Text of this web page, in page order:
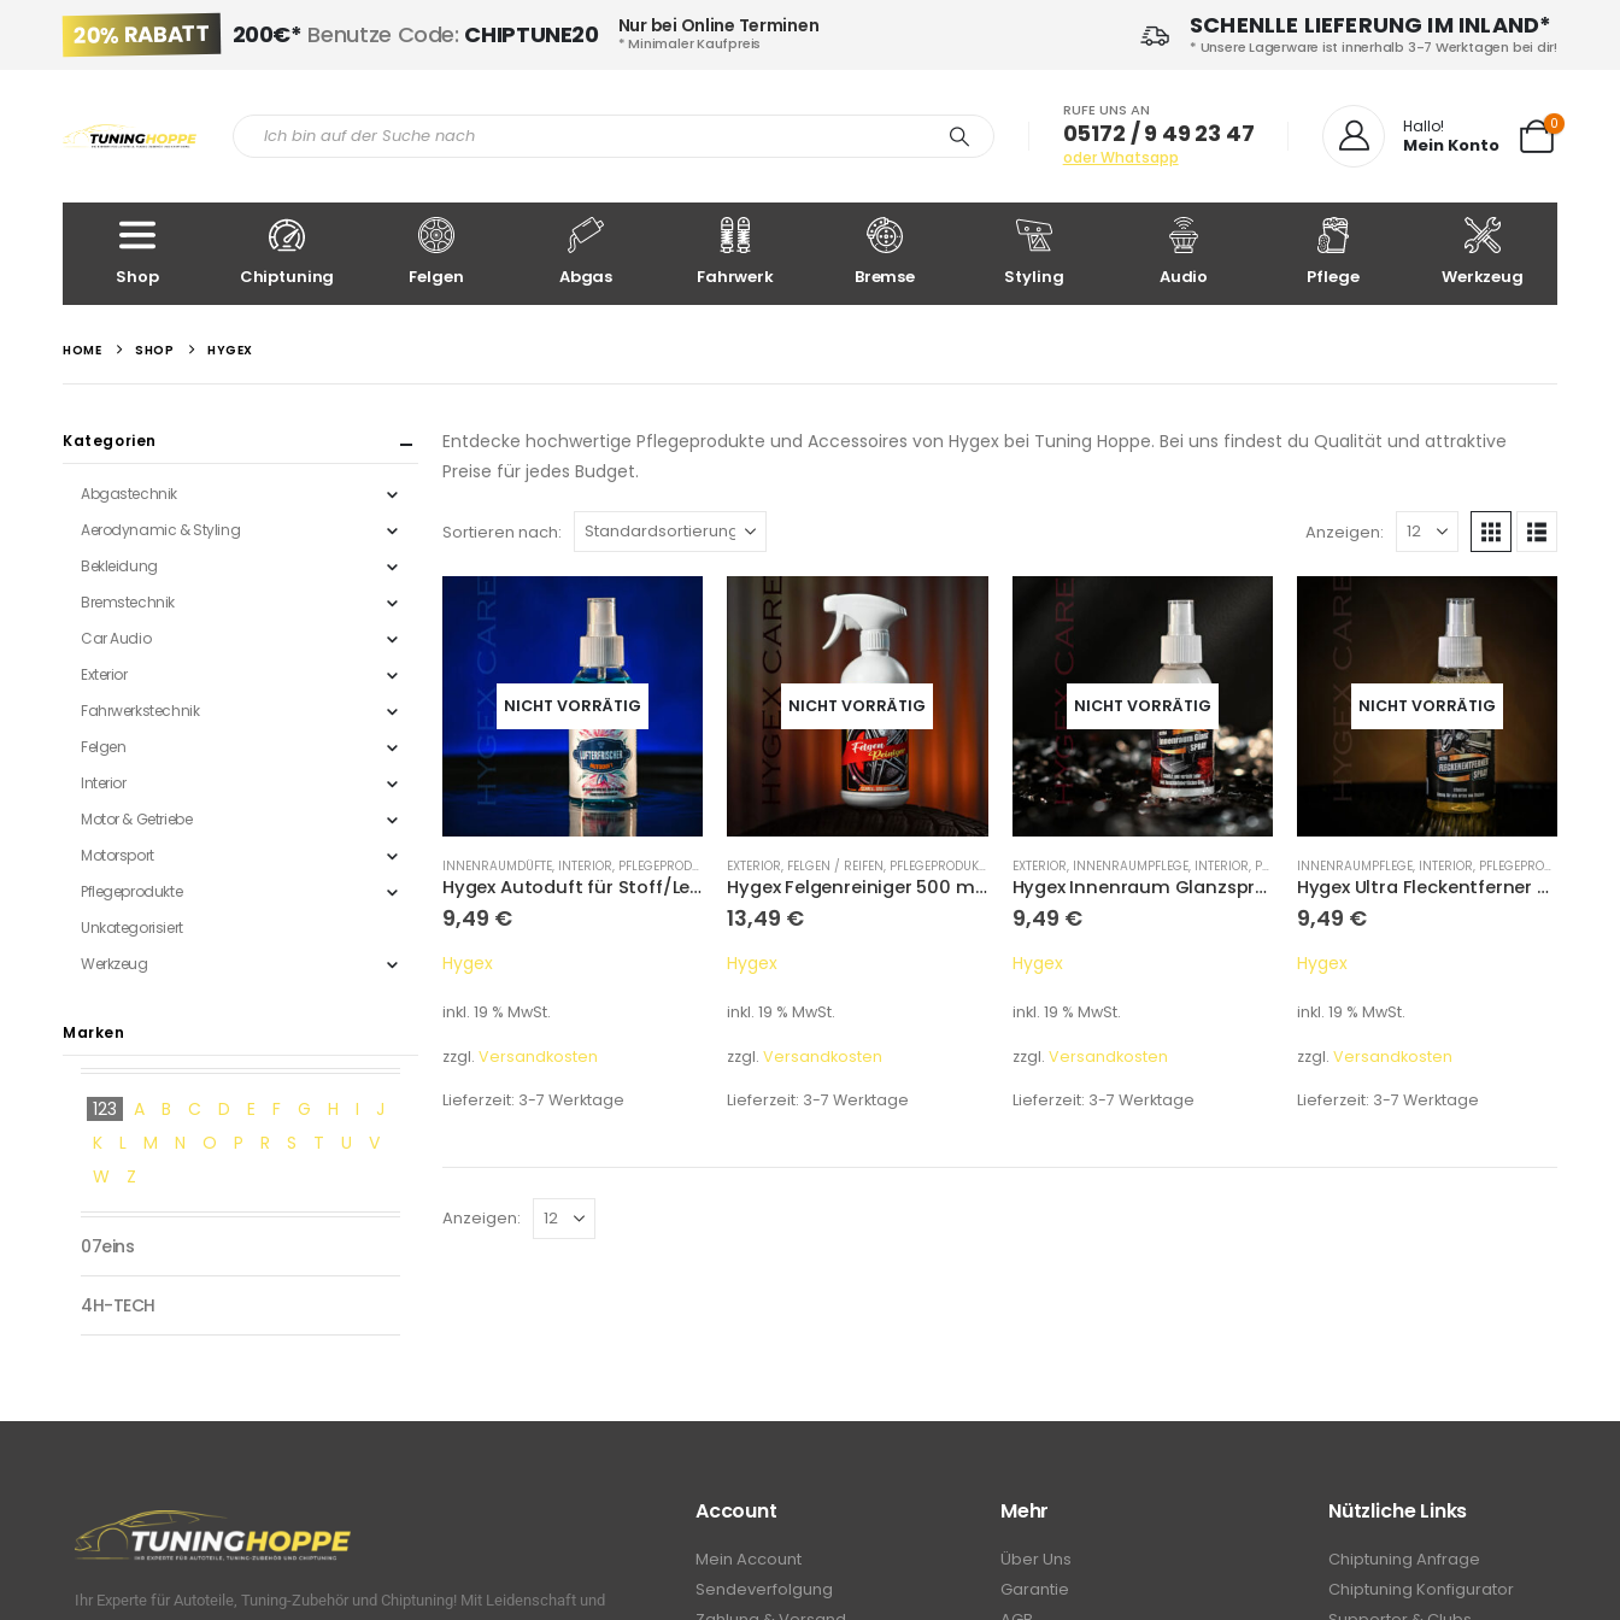
SCHENLLE LIEFERUNG IM INLAND*
* Unsere Lagerware ist innerhalb 3-7 Werktagen bei dir!
20% RABATT 200€* Benutze Code: CHIPTUNE20 Nur bei Online Terminen
* Minimaler Kaufpreis
RUFE UNS AN
05172 / 9 49 23 47
oder Whatsapp
Hallo!
Mein Konto
0
Shop Chiptuning Felgen Abgas Fahrwerk Bremse Styling Audio Pflege Werkzeug
HOME SHOP HYGEX
Entdecke hochwertige Pflegeprodukte und Accessoires von Hygex bei Tuning Hoppe. Bei uns findest du Qualität und attraktive
Preise für jedes Budget.
Sortieren nach: Anzeigen:
NICHT VORRÄTIG
INNENRAUMDÜFTE, INTERIOR, PFLEGEPRODUKTE
Hygex Autoduft für Stoff/Leder
9,49 €
Hygex
inkl. 19 % MwSt.
zzgl. Versandkosten
Lieferzeit: 3-7 Werktage
NICHT VORRÄTIG
EXTERIOR, FELGEN / REIFEN, PFLEGEPRODUKTE
Hygex Felgenreiniger 500 ml für Autos
13,49 €
Hygex
inkl. 19 % MwSt.
zzgl.Versandkosten
Lieferzeit: 3-7 Werktage
NICHT VORRÄTIG
EXTERIOR, INNENRAUMPFLEGE, INTERIOR, PFLEGEPRODUKTE
Hygex Innenraum Glanzspray für das Auto
9,49 €
Hygex
inkl. 19 % MwSt.
zzgl. Versandkosten
Lieferzeit: 3-7 Werktage
NICHT VORRÄTIG
INNENRAUMPFLEGE, INTERIOR, PFLEGEPRODUKTE
Hygex Ultra Fleckentferner Spray Leder/Stoff/Kunststoff
9,49 €
Hygex
inkl. 19 % MwSt.
zzgl. Versandkosten
Lieferzeit: 3-7 Werktage
Anzeigen:
Kategorien
Abgastechnik
Aerodynamic & Styling
Bekleidung
Bremstechnik
Car Audio
Exterior
Fahrwerkstechnik
Felgen
Interior
Motor & Getriebe
Motorsport
Pflegeprodukte
Unkategorisiert
Werkzeug
Marken
123 A B C D E F G H I
J
K
L M N O P R S T U
V
W
Z
07eins
4H-TECH
Ihr Experte für Autoteile, Tuning-Zubehör und Chiptuning! Mit Leidenschaft und
Account
Mein Account
Sendeverfolgung
Mehr
Über Uns
Garantie
Nützliche Links
Chiptuning Anfrage
Chiptuning Konfigurator